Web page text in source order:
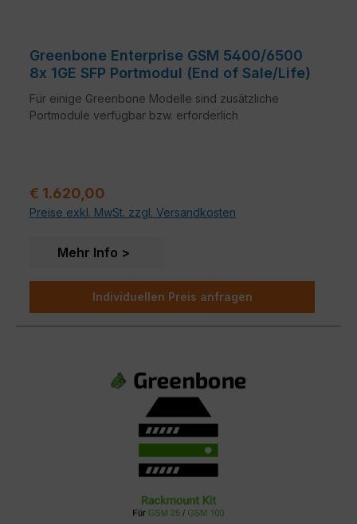
Greenbone Enterprise GSM 5400/6500
8x 1GE SFP Portmodul (End of Sale/Life)
Für einige Greenbone Modelle sind zusätzliche
Portmodule verfügbar bzw. erforderlich
Regulärer Preis:
€ 1.620,00
Preise exkl. MwSt. zzgl. Versandkosten
Mehr Info
Individuellen Preis anfragen